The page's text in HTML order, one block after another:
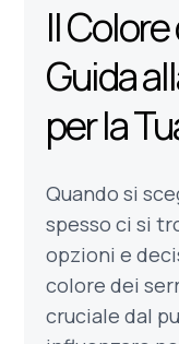
Il
Guida
per la
Quando si
spesso ci si
opzioni e
colore dei
cruciale dal